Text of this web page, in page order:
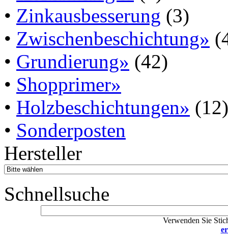
• Zinkausbesserung (3)
• Zwischenbeschichtung»
• Grundierung» (42)
• Shopprimer»
• Holzbeschichtungen» (12)
• Sonderposten
Hersteller
Schnellsuche
Verwenden Sie